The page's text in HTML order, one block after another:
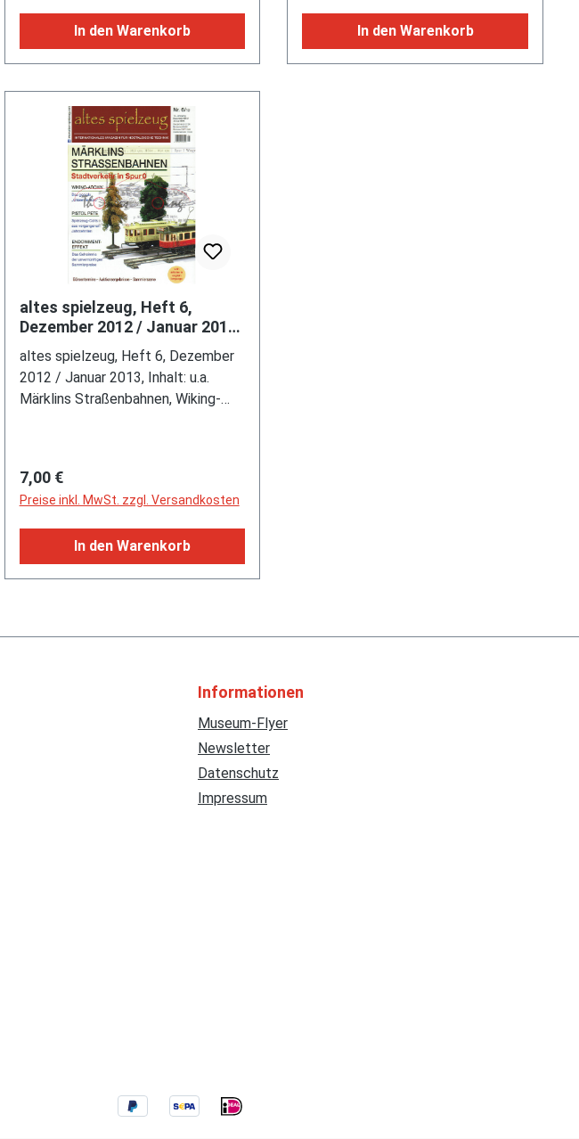
In den Warenkorb In den Warenkorb
altes spielzeug, Heft 6,
Dezember 2012 / Januar 2013,
Inhalt: u.a. Märklins
Straßenbahnen, Wiking-Ar
altes spielzeug, Heft 6, Dezember
2012 / Januar 2013, Inhalt: u.a.
Märklins Straßenbahnen, Wiking-
der unvernünftigen Sammlerpreise,
Auktionstermine + Märkte
Regulärer Preis:
7,00 €
Preise inkl. MwSt. zzgl. Versandkosten
In den Warenkorb
Informationen
Museum-Flyer
Newsletter
Datenschutz
Impressum